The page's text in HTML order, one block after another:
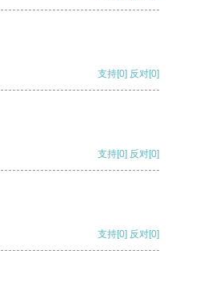
支持[0] 反对[0]
支持[0] 反对[0]
支持[0] 反对[0]